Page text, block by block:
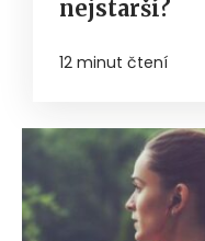
nejstarší?
12 minut čtení